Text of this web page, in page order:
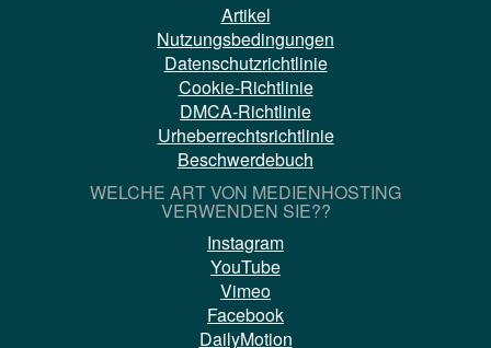
Artikel
Nutzungsbedingungen
Datenschutzrichtlinie
Cookie-Richtlinie
DMCA-Richtlinie
Urheberrechtsrichtlinie
Beschwerdebuch
WELCHE ART VON MEDIENHOSTING
VERWENDEN SIE??
Instagram
YouTube
Vimeo
Facebook
DailyMotion